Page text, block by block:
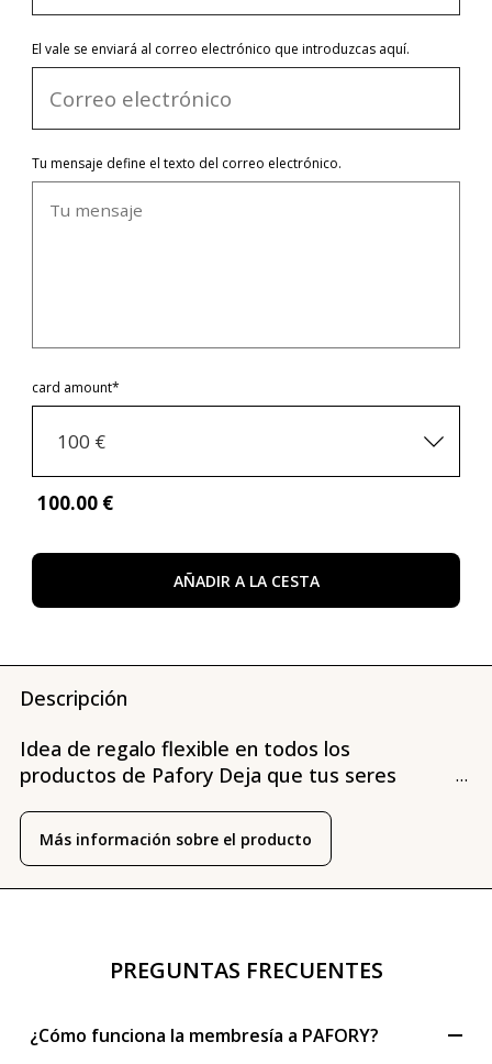
El vale se enviará al correo electrónico que introduzcas aquí.
Tu mensaje define el texto del correo electrónico.
card amount*
100 €
100.00 €
AÑADIR A LA CESTA
Descripción
Idea de regalo flexible en todos los
productos de Pafory Deja que tus seres
total flexibilidad. Tanto si quieren descubrir
una nueva fragancia cada mes con la
...
Más información sobre el producto
PREGUNTAS FRECUENTES
¿Cómo funciona la membresía a PAFORY?